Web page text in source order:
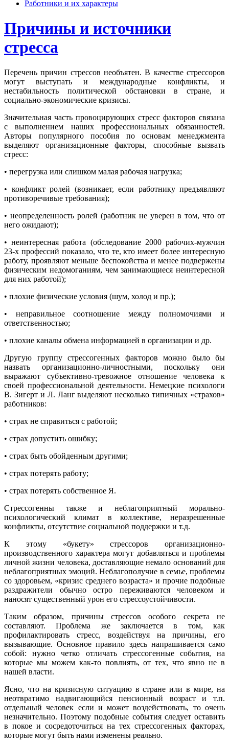
Работники и их характеры
Причины и источники
стресса
Перечень причин стрессов необъятен. В качестве стрессоров
могут выступать и международные конфликты, и
нестабильность политической обстановки в стране, и
социально-экономические кризисы.
Значительная часть провоцирующих стресс факторов связана
с выполнением наших профессиональных обязанностей.
Авторы популярного пособия по основам менеджмента
выделяют организационные факторы, способные вызвать
стресс:
• перегрузка или слишком малая рабочая нагрузка;
• конфликт ролей (возникает, если работнику предъявляют
противоречивые требования);
• неопределенность ролей (работник не уверен в том, что от
него ожидают);
• неинтересная работа (обследование 2000 рабочих-мужчин
23-х профессий показало, что те, кто имеет более интересную
работу, проявляют меньше беспокойства и менее подвержены
физическим недомоганиям, чем занимающиеся неинтересной
для них работой);
• плохие физические условия (шум, холод и пр.);
• неправильное соотношение между полномочиями и
ответственностью;
• плохие каналы обмена информацией в организации и др.
Другую группу стрессогенных факторов можно было бы
назвать организационно-личностными, поскольку они
выражают субъективно-тревожное отношение человека к
своей профессиональной деятельности. Немецкие психологи
В. Зигерт и Л. Ланг выделяют несколько типичных «страхов»
работников:
• страх не справиться с работой;
• страх допустить ошибку;
• страх быть обойденным другими;
• страх потерять работу;
• страх потерять собственное Я.
Стрессогенны также и неблагоприятный морально-
психологический климат в коллективе, неразрешенные
конфликты, отсутствие социальной поддержки и т.д.
К этому «букету» стрессоров организационно-
производственного характера могут добавляться и проблемы
личной жизни человека, доставляющие немало оснований для
неблагоприятных эмоций. Неблагополучие в семье, проблемы
со здоровьем, «кризис среднего возраста» и прочие подобные
раздражители обычно остро переживаются человеком и
наносят существенный урон его стрессоустойчивости.
Таким образом, причины стрессов особого секрета не
составляют. Проблема же заключается в том, как
профилактировать стресс, воздействуя на причины, его
вызывающие. Основное правило здесь напрашивается само
собой: нужно четко отличать стрессогенные события, на
которые мы можем как-то повлиять, от тех, что явно не в
нашей власти.
Ясно, что на кризисную ситуацию в стране или в мире, на
неотвратимо надвигающийся пенсионный возраст и т.п.
отдельный человек если и может воздействовать, то очень
незначительно. Поэтому подобные события следует оставить
в покое и сосредоточиться на тех стрессогенных факторах,
которые могут быть нами изменены реально.